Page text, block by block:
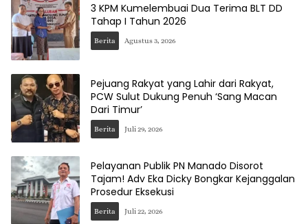
3 KPM Kumelembuai Dua Terima BLT DD
Tahap I Tahun 2026
Berita Agustus 3, 2026
Pejuang Rakyat yang Lahir dari Rakyat,
PCW Sulut Dukung Penuh ‘Sang Macan
Dari Timur’
Berita Juli 29, 2026
Pelayanan Publik PN Manado Disorot
Tajam! Adv Eka Dicky Bongkar Kejanggalan
Prosedur Eksekusi
Berita Juli 22, 2026